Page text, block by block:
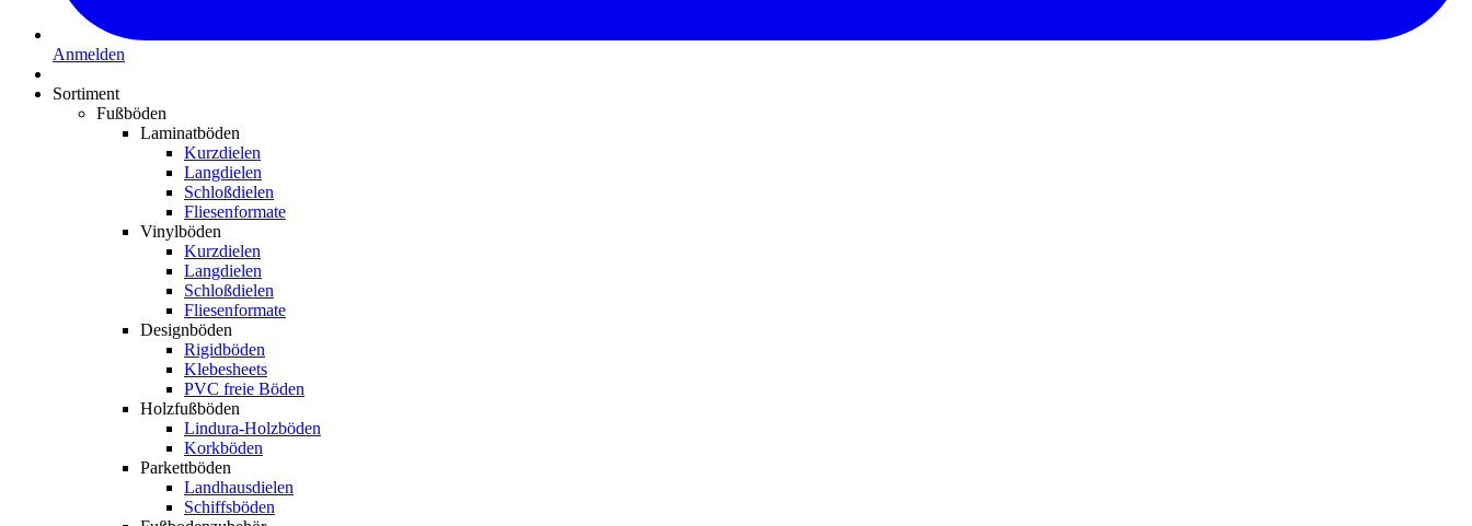
Anmelden
Sortiment
Fußböden
Laminatböden
Kurzdielen
Langdielen
Schloßdielen
Fliesenformate
Vinylböden
Kurzdielen
Langdielen
Schloßdielen
Fliesenformate
Designböden
Rigidböden
Klebesheets
PVC freie Böden
Holzfußböden
Lindura-Holzböden
Korkböden
Parkettböden
Landhausdielen
Schiffsböden